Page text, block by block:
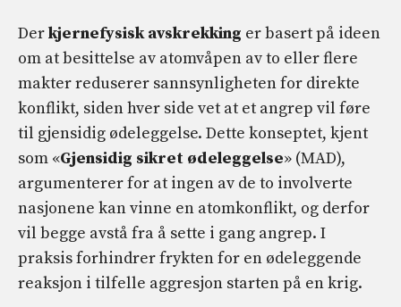
Derkjernefysisk avskrekking er basert på ideen
om at besittelse av atomvåpen av to eller flere
makter reduserer sannsynligheten for direkte
konflikt, siden hver side vet at et angrep vil føre
til gjensidig ødeleggelse. Dette konseptet, kjent
som «Gjensidig sikret ødeleggelse» (MAD),
argumenterer for at ingen av de to involverte
nasjonene kan vinne en atomkonflikt, og derfor
vil begge avstå fra å sette i gang angrep. I
praksis forhindrer frykten for en ødeleggende
reaksjon i tilfelle aggresjon starten på en krig.